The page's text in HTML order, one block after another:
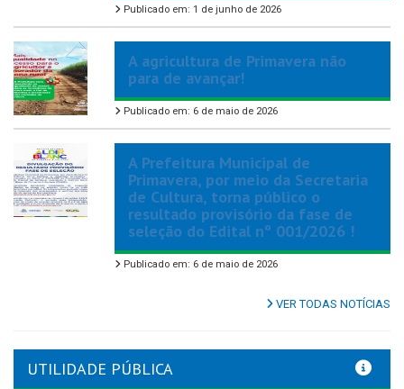
Publicado em: 1 de junho de 2026
A agricultura de Primavera não
para de avançar!
Publicado em: 6 de maio de 2026
A Prefeitura Municipal de
Primavera, por meio da Secretaria
de Cultura, torna público o
resultado provisório da fase de
seleção do Edital nº 001/2026 !
Publicado em: 6 de maio de 2026
VER TODAS NOTÍCIAS
UTILIDADE PÚBLICA